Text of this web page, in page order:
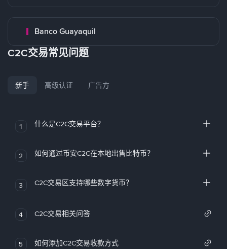
Banco Guayaquil
C2C交易常见问题
新手 高级认证 广告方
1 什么是C2C交易平台？
2 如何通过币安C2C在本地出售比特币？
3 C2C交易区支持哪些数字货币？
4 C2C交易相关问答
5 如何添加C2C交易收款方式